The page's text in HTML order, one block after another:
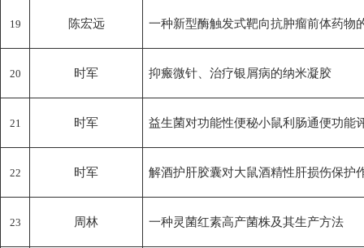
19 陈宏远 一种新型酶触发式靶向抗肿瘤前体药物
20 时军 抑瘢微针、治疗银屑病的纳米凝胶
21 时军 益生菌对功能性便秘小鼠利肠通便功能
22 时军 解酒护肝胶囊对大鼠酒精性肝损伤保护
23 周林 一种灵菌红素高产菌株及其生产方法